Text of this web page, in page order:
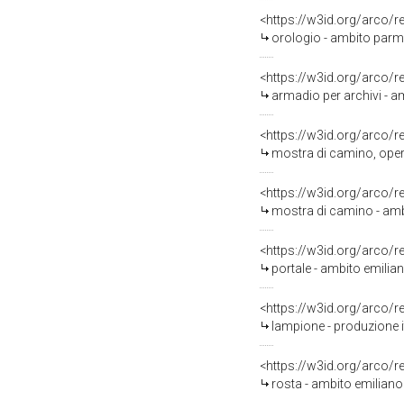
<https://w3id.org/arco/
orologio - ambito
<https://w3id.org/arco/
armadio per archivi -
<https://w3id.org/arco/
mostra di camino,
<https://w3id.org/arco/
mostra di camino -
<https://w3id.org/arco/
portale - ambito
<https://w3id.org/arco/
lampione - produzione
<https://w3id.org/arco/
rosta - ambito